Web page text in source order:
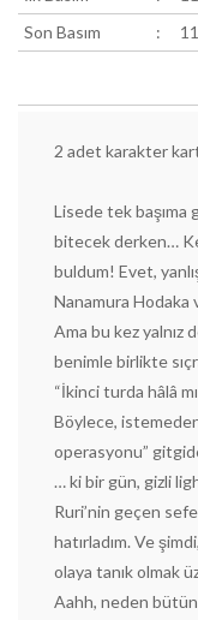
Son Basım
:
2 adet karakter
Lisede tek başıma
bitecek derken…
buldum! Evet,
Nanamura Hodaka
Ama bu kez yalnız
benimle birlikte
“İkinci turda hâlâ
Böylece, istemeden
operasyonu”
… ki bir gün, gizli
Ruri’nin geçen
hatırladım. Ve
olaya tanık olmak
Aahh, neden bütün